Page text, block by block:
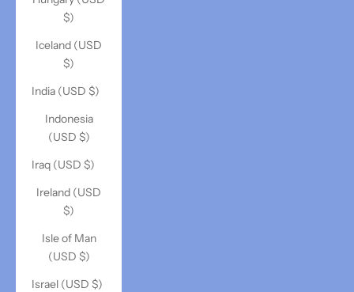
$)
Iceland (USD
$)
India (USD $)
Indonesia
(USD $)
Iraq (USD $)
Ireland (USD
$)
Isle of Man
(USD $)
Israel (USD $)